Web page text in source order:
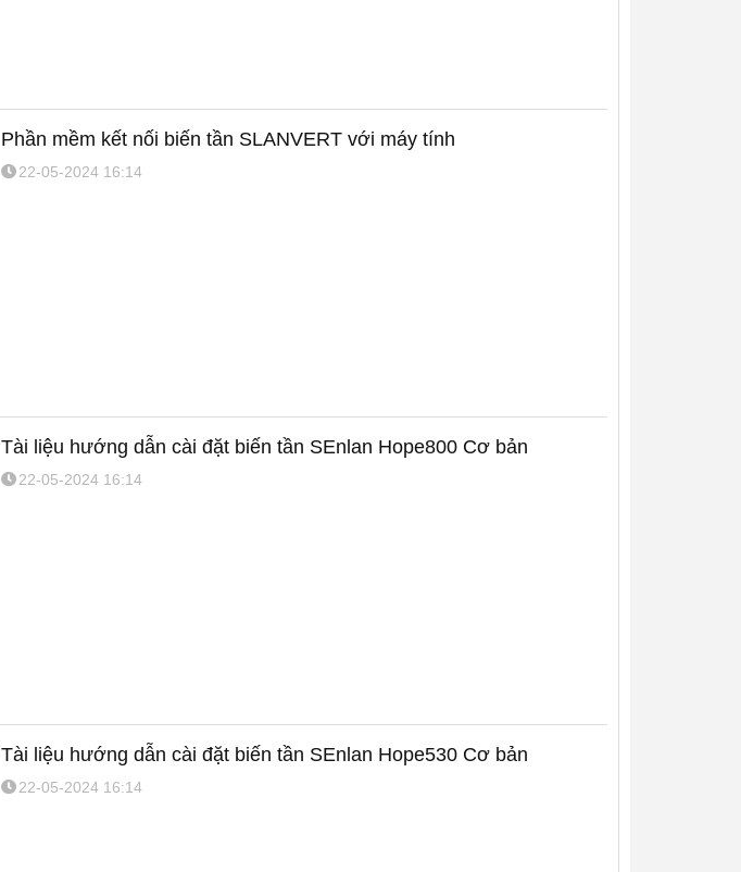
380V
3p 220V
Phần mềm kết nối biến tần SLANVERT với máy tính
22-05-2024 16:14
Tài liệu hướng dẫn cài đặt biến tần SEnlan Hope800 Cơ bản
22-05-2024 16:14
Tài liệu hướng dẫn cài đặt biến tần SEnlan Hope530 Cơ bản
22-05-2024 16:14